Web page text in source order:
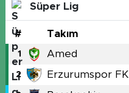
Süper Lig
# Takım
1 Amed
2 Erzurumspor FK